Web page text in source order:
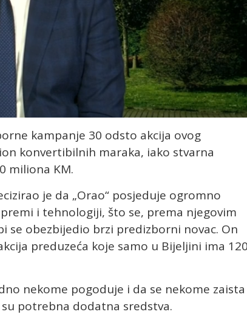
kampanje 30 odsto akcija ovog
konvertibilnih maraka, iako stvarna
miliona KM.
je da „Orao“ posjeduje ogromno
i tehnologiji, što se, prema njegovim
se obezbijedio brzi predizborni novac. On
preduzeća koje samo u Bijeljini ima
nekome pogoduje i da se nekome zaista
potrebna dodatna sredstva.